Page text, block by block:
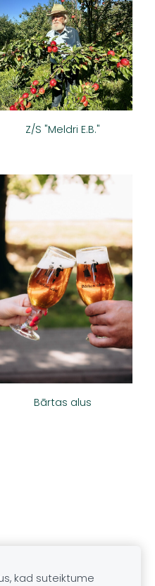
Z/S "Meldri E.B."
Bārtas alus
kad suteiktume